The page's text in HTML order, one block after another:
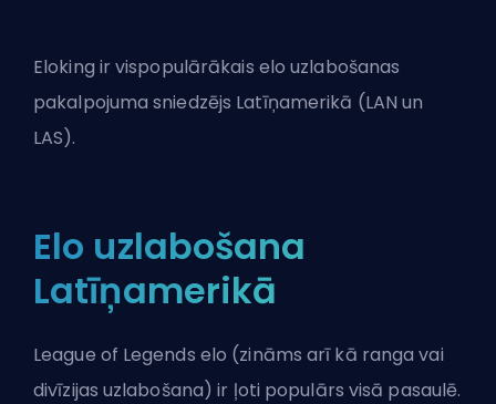
Eloking ir vispopulārākais elo uzlabošanas
pakalpojuma sniedzējs Latīņamerikā (LAN un
LAS).
Elo uzlabošana
Latīņamerikā
League of Legends elo (zināms arī kā ranga vai
divīzijas uzlabošana) ir ļoti populārs visā pasaulē.